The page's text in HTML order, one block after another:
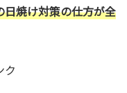
焼け対策の仕方が全
ク